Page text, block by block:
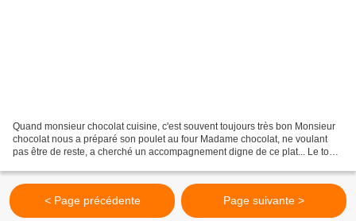
Quand monsieur chocolat cuisine, c'est souvent toujours très bon Monsieur
chocolat nous a préparé son poulet au four Madame chocolat, ne voulant
pas être de reste, a cherché un accompagnement digne de ce plat... Le tout
< Page précédente Page suivante >